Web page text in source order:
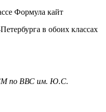
Формула кайт
в обоих классах
по ВВС им. Ю.С.